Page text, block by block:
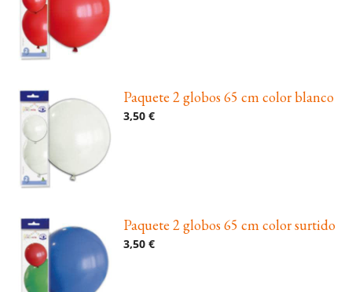
Paquete 2 globos 65 cm color blanco
3,50 €
Paquete 2 globos 65 cm color surtido
3,50 €